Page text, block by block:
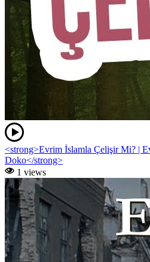
<strong>Evrim İslamla Çelişir Mi? |
Doko</strong>
1 views